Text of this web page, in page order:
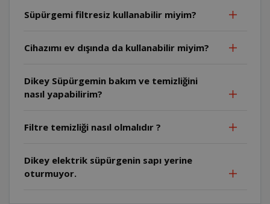
Süpürgemi filtresiz kullanabilir miyim?
Cihazımı ev dışında da kullanabilir miyim?
Dikey Süpürgemin bakım ve temizliğini
nasıl yapabilirim?
Filtre temizliği nasıl olmalıdır ?
Dikey elektrik süpürgenin sapı yerine
oturmuyor.